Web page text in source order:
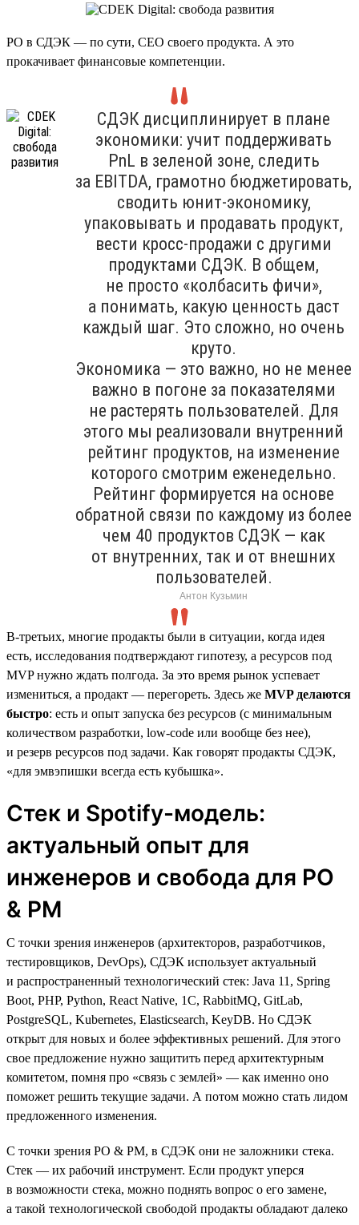
PO в СДЭК — по сути, CEO своего продукта. А это
прокачивает финансовые компетенции.
СДЭК дисциплинирует в плане
экономики: учит поддерживать
PnL в зеленой зоне, следить
за EBITDA, грамотно бюджетировать,
сводить юнит-экономику,
упаковывать и продавать продукт,
вести кросс-продажи с другими
продуктами СДЭК. В общем,
не просто «колбасить фичи»,
а понимать, какую ценность даст
каждый шаг. Это сложно, но очень
круто.
Экономика — это важно, но не менее
важно в погоне за показателями
не растерять пользователей. Для
этого мы реализовали внутренний
рейтинг продуктов, на изменение
которого смотрим еженедельно.
Рейтинг формируется на основе
обратной связи по каждому из более
чем 40 продуктов СДЭК — как
от внутренних, так и от внешних
пользователей.
Антон Кузьмин
В-третьих, многие продакты были в ситуации, когда идея
есть, исследования подтверждают гипотезу, а ресурсов под
MVP нужно ждать полгода. За это время рынок успевает
измениться, а продакт — перегореть. Здесь же MVP делаются
быстро: есть и опыт запуска без ресурсов (с минимальным
количеством разработки, low-code или вообще без нее),
и резерв ресурсов под задачи. Как говорят продакты СДЭК,
«для эмвэпишки всегда есть кубышка».
Стек и Spotify-модель:
актуальный опыт для
инженеров и свобода для PO
& PM
С точки зрения инженеров (архитекторов, разработчиков,
тестировщиков, DevOps), СДЭК использует актуальный
и распространенный технологический стек: Java 11, Spring
Boot, PHP, Python, React Native, 1C, RabbitMQ, GitLab,
PostgreSQL, Kubernetes, Elasticsearch, KeyDB. Но СДЭК
открыт для новых и более эффективных решений. Для этого
свое предложение нужно защитить перед архитектурным
комитетом, помня про «связь с землей» — как именно оно
поможет решить текущие задачи. А потом можно стать лидом
предложенного изменения.
С точки зрения PO & PM, в СДЭК они не заложники стека.
Стек — их рабочий инструмент. Если продукт уперся
в возможности стека, можно поднять вопрос о его замене,
а такой технологической свободой продакты обладают далеко